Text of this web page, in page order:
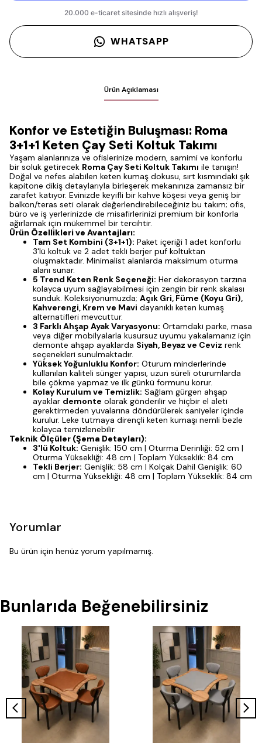
WHATSAPP
Ürün Açıklaması
Konfor ve Estetiğin Buluşması: Roma
3+1+1 Keten Çay Seti Koltuk Takımı
Yaşam alanlarınıza ve ofislerinize modern, samimi ve konforlu
bir soluk getirecek Roma Çay Seti Koltuk Takımı ile tanışın!
Doğal ve nefes alabilen keten kumaş dokusu, sırt kısmındaki şık
kapitone dikiş detaylarıyla birleşerek mekanınıza zamansız bir
zarafet katıyor. Evinizde keyifli bir kahve köşesi veya geniş bir
balkon/teras seti olarak değerlendirebileceğiniz bu takım; ofis,
büro ve iş yerlerinizde de misafirlerinizi premium bir konforla
ağırlamak için mükemmel bir tercihtir.
Ürün Özellikleri ve Avantajları:
Tam Set Kombini (3+1+1): Paket içeriği 1 adet konforlu
3'lü koltuk ve 2 adet tekli berjer puf koltuktan
oluşmaktadır. Minimalist alanlarda maksimum oturma
alanı sunar.
5 Trend Keten Renk Seçeneği: Her dekorasyon tarzına
kolayca uyum sağlayabilmesi için zengin bir renk skalası
sunduk. Koleksiyonumuzda; Açık Gri, Füme (Koyu Gri),
Kahverengi, Krem ve Mavi dayanıklı keten kumaş
alternatifleri mevcuttur.
3 Farklı Ahşap Ayak Varyasyonu: Ortamdaki parke, masa
veya diğer mobilyalarla kusursuz uyumu yakalamanız için
demonte ahşap ayaklarda Siyah, Beyaz ve Ceviz renk
seçenekleri sunulmaktadır.
Yüksek Yoğunluklu Konfor: Oturum minderlerinde
kullanılan kaliteli sünger yapısı, uzun süreli oturumlarda
bile çökme yapmaz ve ilk günkü formunu korur.
Kolay Kurulum ve Temizlik: Sağlam gürgen ahşap
ayaklar demonte olarak gönderilir ve hiçbir el aleti
gerektirmeden yuvalarına döndürülerek saniyeler içinde
kurulur. Leke tutmaya dirençli keten kumaşı nemli bezle
kolayca temizlenebilir.
Teknik Ölçüler (Şema Detayları):
3'lü Koltuk: Genişlik: 150 cm | Oturma Derinliği: 52 cm |
Oturma Yüksekliği: 48 cm | Toplam Yükseklik: 84 cm
Tekli Berjer: Genişlik: 58 cm | Kolçak Dahil Genişlik: 60
cm | Oturma Yüksekliği: 48 cm | Toplam Yükseklik: 84 cm
Yorumlar
Bu ürün için henüz yorum yapılmamış.
Bunlarıda Beğenebilirsiniz